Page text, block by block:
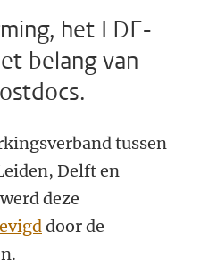
het LDE-
belang van
tussen
Delft en
deze
door de